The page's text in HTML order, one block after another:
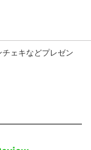
ェキなどプレゼン